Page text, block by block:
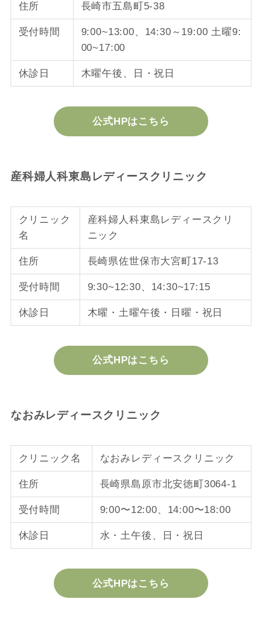
住所 長崎市五島町5-38
受付時間
9:00~13:00、14:30～19:00 土曜9:
00~17:00
休診日 木曜午後、日・祝日
公式HPはこちら
産科婦人科東島レディースクリニック
クリニック
名
産科婦人科東島レディースクリ
ニック
住所 長崎県佐世保市大宮町17-13
受付時間 9:30~12:30、14:30~17:15
休診日 木曜・土曜午後・日曜・祝日
公式HPはこちら
なおみレディースクリニック
クリニック名 なおみレディースクリニック
住所 長崎県島原市北安徳町3064-1
受付時間 9:00〜12:00、14:00〜18:00
休診日 水・土午後、日・祝日
公式HPはこちら